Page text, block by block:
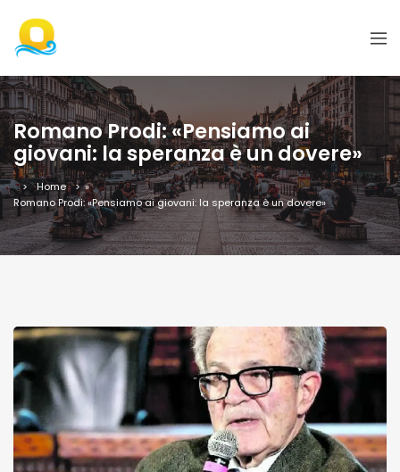
Romano Prodi: «Pensiamo ai
giovani: la speranza è un dovere»
Home
»
Romano Prodi: «Pensiamo ai giovani: la speranza è un dovere»